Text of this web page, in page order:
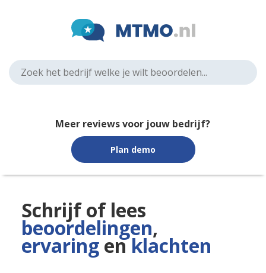
Meer reviews voor jouw bedrijf?
Plan demo
Schrijf of lees
beoordelingen,
ervaringenklachten